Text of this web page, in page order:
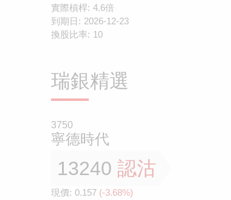
實際槓桿: 4.6倍
到期日: 2026-12-23
換股比率: 10
瑞銀精選
3750
寧德時代
13240 認沽
現價: 0.157 (-3.68%)